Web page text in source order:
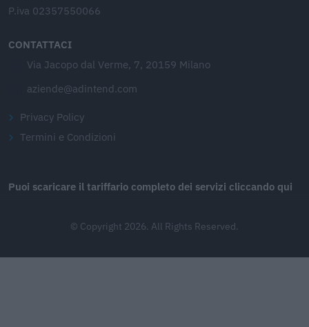
P.iva 02357550066
CONTATTACI
Via Jacopo dal Verme, 7, 20159 Milano
aziende@adintend.com
Privacy Policy
Termini e Condizioni
Puoi scaricare il tariffario completo dei servizi cliccando qui
© Copyright 2026. All Rights Reserved.